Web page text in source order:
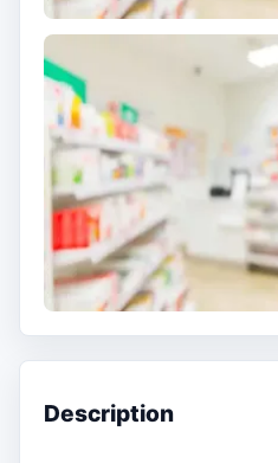
Description